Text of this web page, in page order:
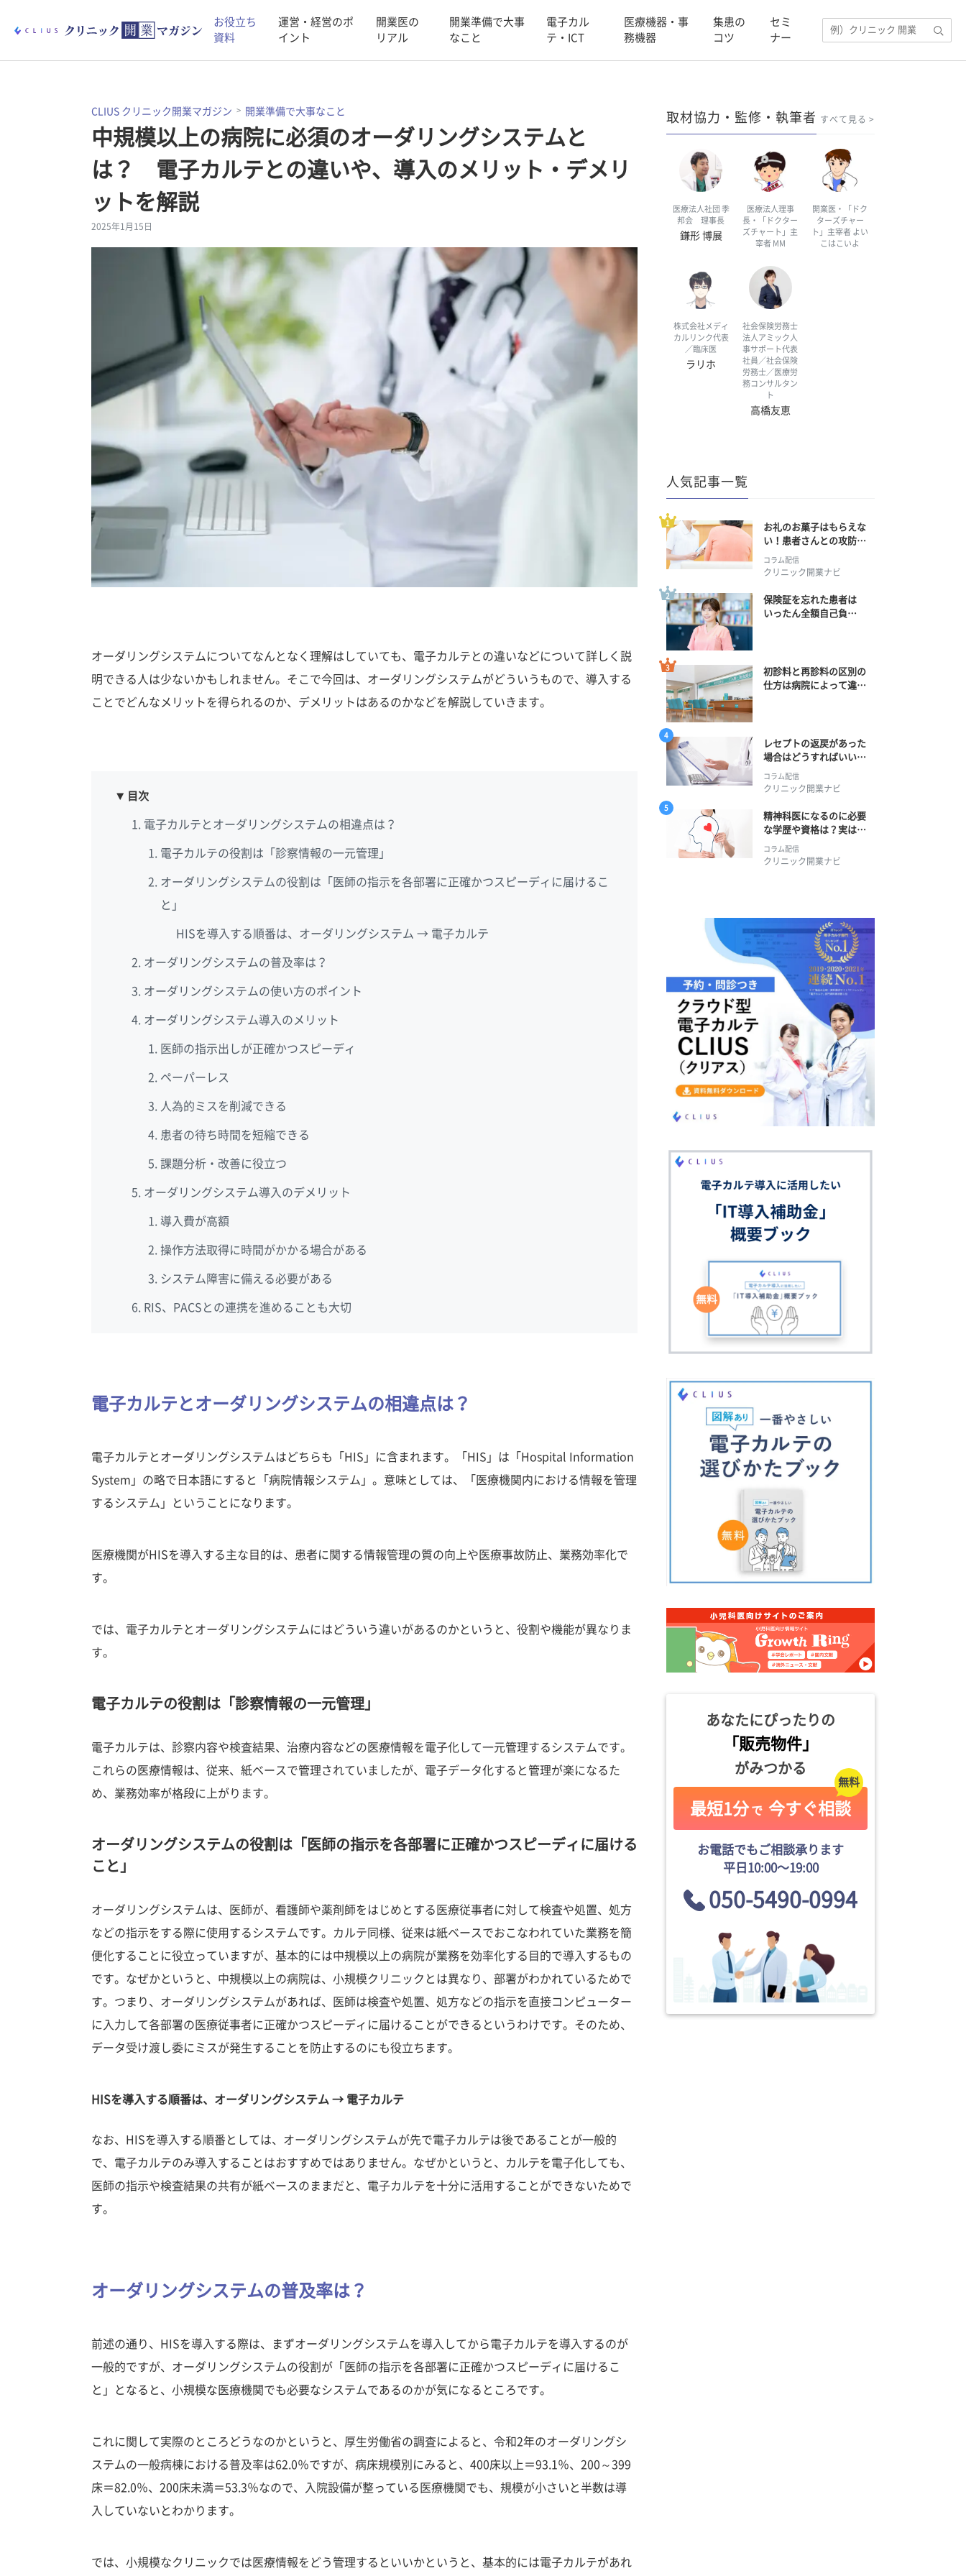
お役立ち
資料
運営・経営のポ
イント
開業医の
リアル
開業準備で大事
なこと
電子カル
テ・ICT
医療機器・事
務機器
集患の
コツ
セミ
ナー
CLIUS クリニック開業マガジン 開業準備で大事なこと
中規模以上の病院に必須のオーダリングシステムと
は？ 電子カルテとの違いや、導入のメリット・デメリ
ットを解説
2025年1月15日
オーダリングシステムについてなんとなく理解はしていても、電子カルテとの違いなどについて詳しく説
明できる人は少ないかもしれません。そこで今回は、オーダリングシステムがどういうもので、導入する
ことでどんなメリットを得られるのか、デメリットはあるのかなどを解説していきます。
目次
電子カルテとオーダリングシステムの相違点は？
電子カルテの役割は「診察情報の一元管理」
オーダリングシステムの役割は「医師の指示を各部署に正確かつスピーディに届けるこ
と」
HISを導入する順番は、オーダリングシステム → 電子カルテ
オーダリングシステムの普及率は？
オーダリングシステムの使い方のポイント
オーダリングシステム導入のメリット
医師の指示出しが正確かつスピーディ
ペーパーレス
人為的ミスを削減できる
患者の待ち時間を短縮できる
課題分析・改善に役立つ
オーダリングシステム導入のデメリット
導入費が高額
操作方法取得に時間がかかる場合がある
システム障害に備える必要がある
RIS、PACSとの連携を進めることも大切
電子カルテとオーダリングシステムの相違点は？
電子カルテとオーダリングシステムはどちらも「HIS」に含まれます。「HIS」は「Hospital Information
System」の略で日本語にすると「病院情報システム」。意味としては、「医療機関内における情報を管理
するシステム」ということになります。
医療機関がHISを導入する主な目的は、患者に関する情報管理の質の向上や医療事故防止、業務効率化で
す。
では、電子カルテとオーダリングシステムにはどういう違いがあるのかというと、役割や機能が異なりま
す。
電子カルテの役割は「診察情報の一元管理」
電子カルテは、診察内容や検査結果、治療内容などの医療情報を電子化して一元管理するシステムです。
これらの医療情報は、従来、紙ベースで管理されていましたが、電子データ化すると管理が楽になるた
め、業務効率が格段に上がります。
オーダリングシステムの役割は「医師の指示を各部署に正確かつスピーディに届ける
こと」
オーダリングシステムは、医師が、看護師や薬剤師をはじめとする医療従事者に対して検査や処置、処方
などの指示をする際に使用するシステムです。カルテ同様、従来は紙ベースでおこなわれていた業務を簡
便化することに役立っていますが、基本的には中規模以上の病院が業務を効率化する目的で導入するもの
です。なぜかというと、中規模以上の病院は、小規模クリニックとは異なり、部署がわかれているためで
す。つまり、オーダリングシステムがあれば、医師は検査や処置、処方などの指示を直接コンピューター
に入力して各部署の医療従事者に正確かつスピーディに届けることができるというわけです。そのため、
データ受け渡し委にミスが発生することを防止するのにも役立ちます。
HISを導入する順番は、オーダリングシステム → 電子カルテ
なお、HISを導入する順番としては、オーダリングシステムが先で電子カルテは後であることが一般的
で、電子カルテのみ導入することはおすすめではありません。なぜかというと、カルテを電子化しても、
医師の指示や検査結果の共有が紙ベースのままだと、電子カルテを十分に活用することができないためで
す。
オーダリングシステムの普及率は？
前述の通り、HISを導入する際は、まずオーダリングシステムを導入してから電子カルテを導入するのが
一般的ですが、オーダリングシステムの役割が「医師の指示を各部署に正確かつスピーディに届けるこ
と」となると、小規模な医療機関でも必要なシステムであるのかが気になるところです。
これに関して実際のところどうなのかというと、厚生労働省の調査によると、令和2年のオーダリングシ
ステムの一般病棟における普及率は62.0％ですが、病床規模別にみると、400床以上＝93.1％、200～399
床＝82.0％、200床未満＝53.3％なので、入院設備が整っている医療機関でも、規模が小さいと半数は導
入していないとわかります。
では、小規模なクリニックでは医療情報をどう管理するといいかというと、基本的には電子カルテがあれ
取材協力・監修・執筆者 すべて見る
医療法人社団 季
邦会 理事長
鎌形 博展
医療法人理事
長・「ドクター
ズチャート」主
宰者 MM
開業医・「ドク
ターズチャー
ト」主宰者 よい
こはこいよ
株式会社メディ
カルリンク代表
／臨床医
ラリホ
社会保険労務士
法人アミック人
事サポート代表
社員／社会保険
労務士／医療労
務コンサルタン
ト
高橋友恵
人気記事一覧
お礼のお菓子はもらえな
い！患者さんとの攻防の
コラム配信
クリニック開業ナビ
保険証を忘れた患者は
いったん全額自己負
初診料と再診料の区別の
仕方は病院によって違
レセプトの返戻があった
場合はどうすればいい？
そのプロセスとは？
コラム配信
クリニック開業ナビ
精神科医になるのに必要
な学歴や資格は？実は学
士編入学からでも目指せ
る！
コラム配信
クリニック開業ナビ
あなたにぴったりの
「販売物件」
がみつかる
最短1分 で 今すぐ相談
お電話でもご相談承ります
平日10:00〜19:00
050-5490-0994